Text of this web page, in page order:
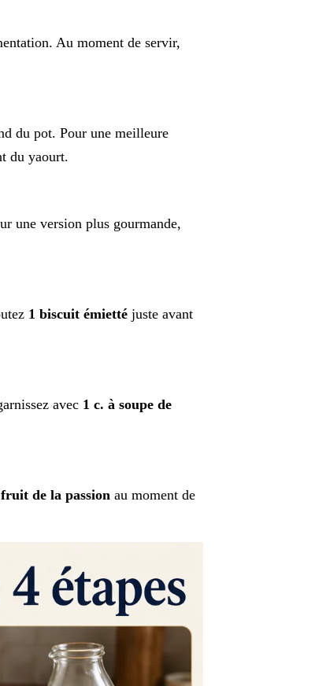
Au moment de servir,
du pot. Pour une meilleure
du yaourt.
une version plus gourmande,
1 biscuit émiettéjuste avant
avec 1 c. à soupe de
de la passion au moment de